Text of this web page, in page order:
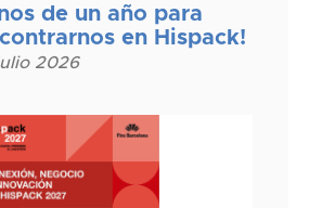
de un año para
en Hispack!
2026